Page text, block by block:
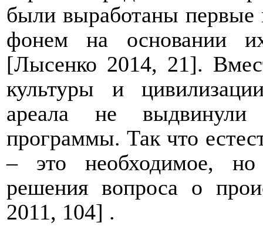
были выработаны первые
фонем на основании
[Лысенко 2014, 21].
культуры и
ареала не выдвинули
программы. Так что
– это необходимое, но
решения вопроса о
2011, 104] .